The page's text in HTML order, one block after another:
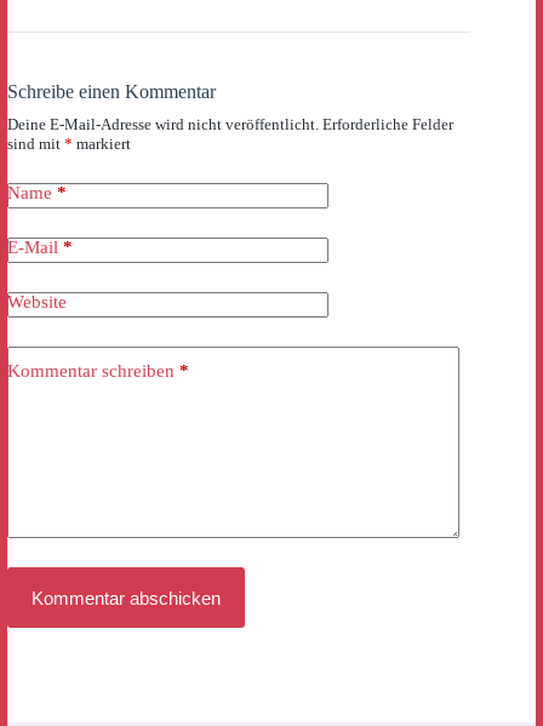
Schreibe einen Kommentar
Deine E-Mail-Adresse wird nicht veröffentlicht. Erforderliche Felder
sind mit * markiert
Name *
E-Mail *
Website
Kommentar schreiben *
Kommentar abschicken